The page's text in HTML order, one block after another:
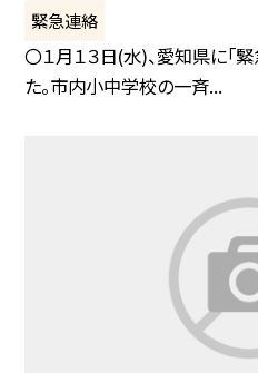
緊急連絡
〇１月１３日(水)、愛知県に「
た。市内小中学校の一斉...